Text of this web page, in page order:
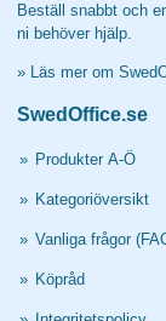
Beställ snabbt och
ni behöver hjälp.
» Läs mer om
SwedOffice.se
» Produkter A-Ö
» Kategoriöversikt
» Vanliga frågor
» Köpråd